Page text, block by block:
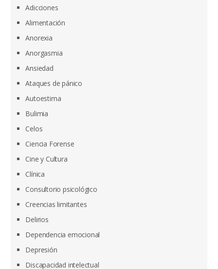
Adicciones
Alimentación
Anorexia
Anorgasmia
Ansiedad
Ataques de pánico
Autoestima
Bulimia
Celos
Ciencia Forense
Cine y Cultura
Clínica
Consultorio psicológico
Creencias limitantes
Delirios
Dependencia emocional
Depresión
Discapacidad intelectual